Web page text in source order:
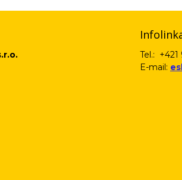
Tel.: +421
E-mail: